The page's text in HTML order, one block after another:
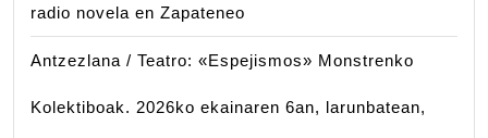
radio novela en Zapateneo
Antzezlana / Teatro: «Espejismos» Monstrenko
Kolektiboak. 2026ko ekainaren 6an, larunbatean,